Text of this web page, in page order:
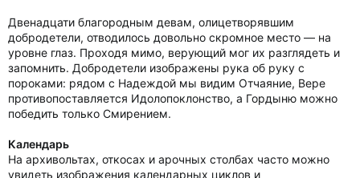
Двенадцати благородным девам, олицетворявшим
добродетели, отводилось довольно скромное место — на
уровне глаз. Проходя мимо, верующий мог их разглядеть и
запомнить. Добродетели изображены рука об руку с
пороками: рядом с Надеждой мы видим Отчаяние, Вере
противопоставляется Идолопоклонство, а Гордыню можно
победить только Смирением.
Календарь
На архивольтах, откосах и арочных столбах часто можно
увидеть изображения календарных циклов и